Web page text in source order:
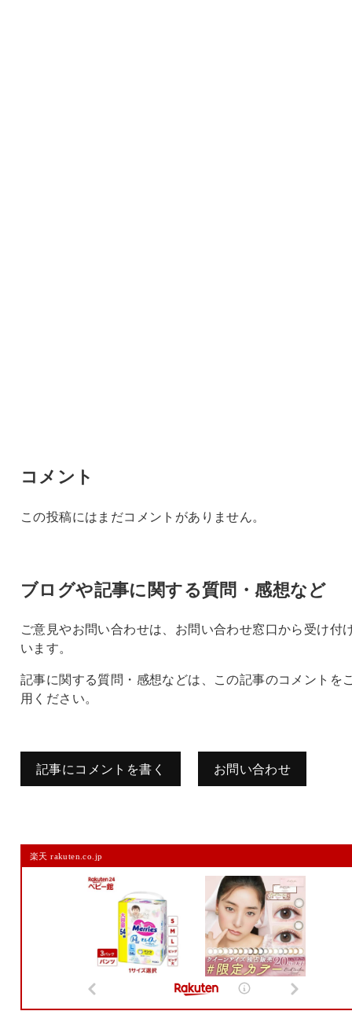
コメント
この投稿にはまだコメントがありません。
ブログや記事に関する質問・感想など
ご意見やお問い合わせは、お問い合わせ窓口から受け付
います。
記事に関する質問・感想などは、この記事のコメントを
用ください。
記事にコメントを書く お問い合わせ
メールアドレスは公開されません。
また、コメント欄には、必ず日本語を含めてください（スパム対策）。
楽天 rakuten.co.jp